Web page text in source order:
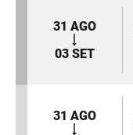
31 AGO
03 SET
31 AGO